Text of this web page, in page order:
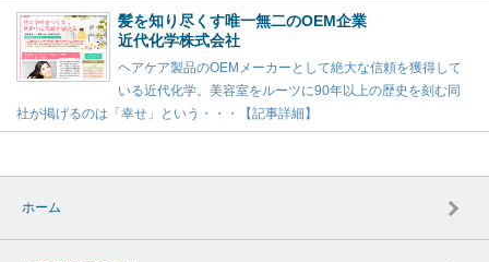
髪を知り尽くす唯一無二のOEM企業
近代化学株式会社
ヘアケア製品のOEMメーカーとして絶大な信頼を獲得して
いる近代化学。美容室をルーツに90年以上の歴史を刻む同
社が掲げるのは「幸せ」という・・・【記事詳細】
ホーム